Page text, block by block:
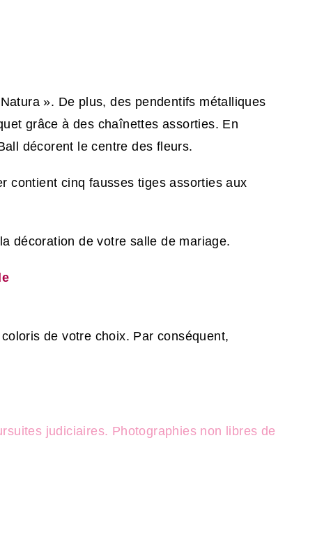
». De plus, des pendentifs métalliques
grâce à des chaînettes assorties. En
décorent le centre des fleurs.
contient cinq fausses tiges assorties aux
décoration de votre salle de mariage.
de votre choix. Par conséquent,
judiciaires. Photographies non libres de